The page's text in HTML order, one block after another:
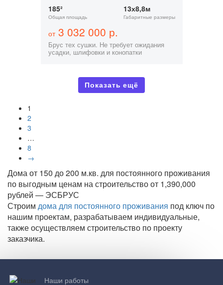
185²
Общая площадь
13х8,8м
Габаритные размеры
от3 032 000 р.
Брус тех сушки. Не требует ожидания
усадки, шлифовки и конопатки
Показать ещё
1
2
3
…
8
→
Дома от 150 до 200 м.кв. для постоянного проживания
по выгодным ценам на строительство от 1,390,000
рублей — ЭСБРУС
Строим дома для постоянного проживания под ключ по
нашим проектам, разрабатываем индивидуальные,
также осуществляем строительство по проекту
заказчика.
Наши работы